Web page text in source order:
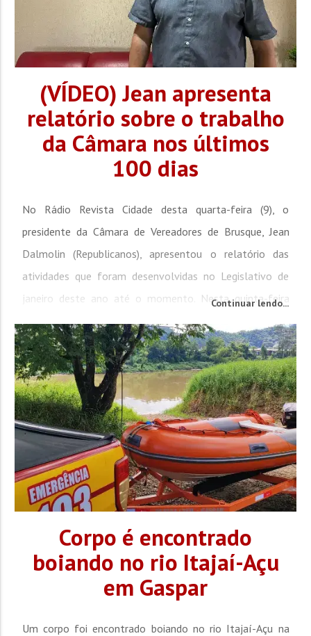
(VÍDEO) Jean apresenta
relatório sobre o trabalho
da Câmara nos últimos
100 dias
No Rádio Revista Cidade desta quarta-feira (9), o
presidente da Câmara de Vereadores de Brusque, Jean
Dalmolin (Republicanos), apresentou o relatório das
atividades que foram desenvolvidas no Legislativo de
janeiro deste ano até o momento. Nesta quinta-feira
Casa, na gestão 2025-2027. “Tivemos 10 sessões
ordinárias. Tivemos duas sessões extraordinárias,...
Continuar lendo...
Corpo é encontrado
boiando no rio Itajaí-Açu
em Gaspar
Um corpo foi encontrado boiando no rio Itajaí-Açu na